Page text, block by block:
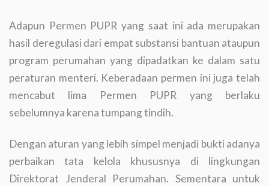
Adapun Permen PUPR yang saat ini ada merupakan
hasil deregulasi dari empat substansi bantuan ataupun
program perumahan yang dipadatkan ke dalam satu
peraturan menteri. Keberadaan permen ini juga telah
mencabut lima Permen PUPR yang berlaku
sebelumnya karena tumpang tindih.
Dengan aturan yang lebih simpel menjadi bukti adanya
perbaikan tata kelola khususnya di lingkungan
Direktorat Jenderal Perumahan. Sementara untuk